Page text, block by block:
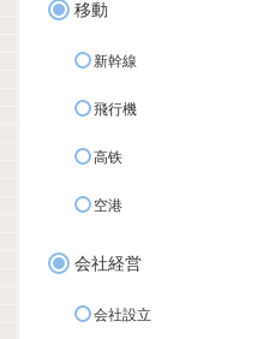
移動
新幹線
飛行機
高铁
空港
会社経営
会社設立